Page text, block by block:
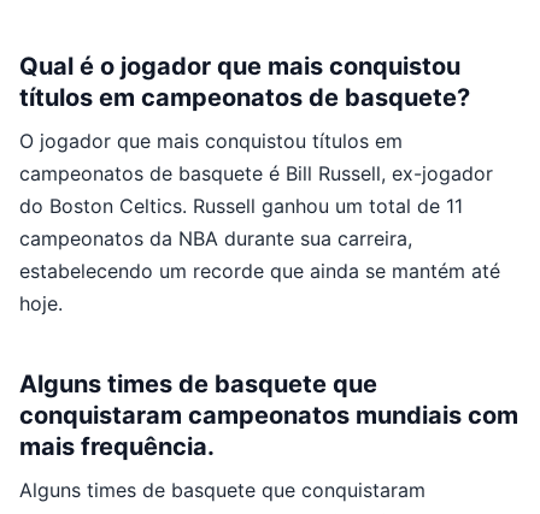
Qual é o jogador que mais conquistou
títulos em campeonatos de basquete?
O jogador que mais conquistou títulos em
campeonatos de basquete é Bill Russell, ex-jogador
do Boston Celtics. Russell ganhou um total de 11
campeonatos da NBA durante sua carreira,
estabelecendo um recorde que ainda se mantém até
hoje.
Alguns times de basquete que
conquistaram campeonatos mundiais com
mais frequência.
Alguns times de basquete que conquistaram